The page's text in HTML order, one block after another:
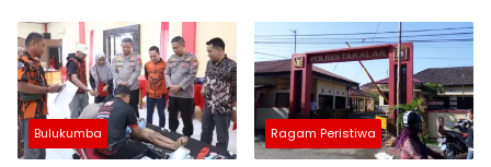
Bulukumba Ragam Peristiwa